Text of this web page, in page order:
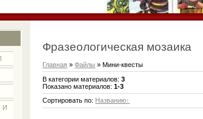
И
Фразеологическая мозаика
Главная »Файлы » Мини-квесты
В категории материалов:3
Показано материалов:1-3
Сортировать по: Названию